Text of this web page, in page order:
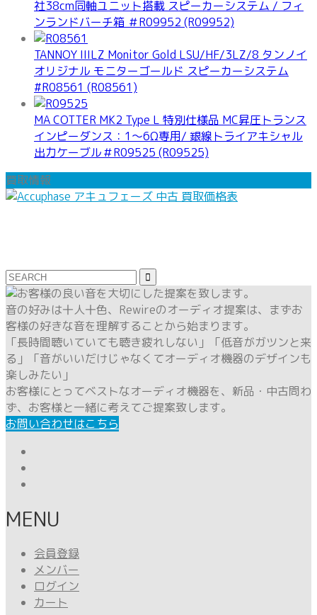
社38cm同軸ユニット搭載 スピーカーシステム / フィ
ンランドバーチ箱 ＃R09952 (R09952)
TANNOY IIILZ Monitor Gold LSU/HF/3LZ/8 タンノイ
オリジナル モニターゴールド スピーカーシステム
#R08561 (R08561)
MA COTTER MK2 Type L 特別仕様品 MC昇圧トランス
インピーダンス：1～6Ω専用/ 銀線トライアキシャル
出力ケーブル＃R09525 (R09525)
買取情報
音の好みは十人十色、Rewireのオーディオ提案は、まずお
客様の好きな音を理解することから始まります。
「長時間聴いていても聴き疲れしない」「低音がガツンと来
る」「音がいいだけじゃなくてオーディオ機器のデザインも
楽しみたい」
お客様にとってベストなオーディオ機器を、新品・中古問わ
ず、お客様と一緒に考えてご提案致します。
お問い合わせはこちら
MENU
会員登録
メンバー
ログイン
カート